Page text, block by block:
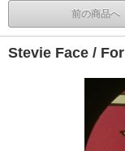
前の商品へ
Stevie Face /